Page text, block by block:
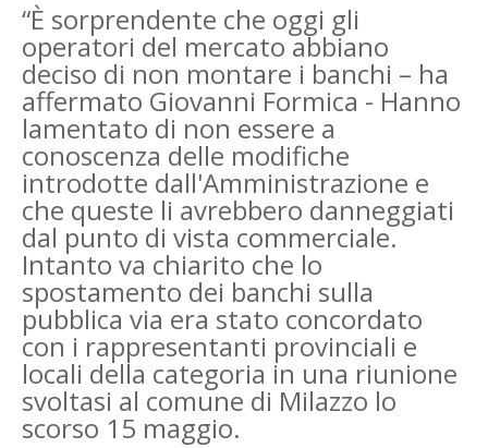
“È sorprendente che oggi gli
operatori del mercato abbiano
deciso di non montare i banchi – ha
affermato Giovanni Formica - Hanno
lamentato di non essere a
conoscenza delle modifiche
introdotte dall'Amministrazione e
che queste li avrebbero danneggiati
dal punto di vista commerciale.
Intanto va chiarito che lo
spostamento dei banchi sulla
pubblica via era stato concordato
con i rappresentanti provinciali e
locali della categoria in una riunione
svoltasi al comune di Milazzo lo
scorso 15 maggio.